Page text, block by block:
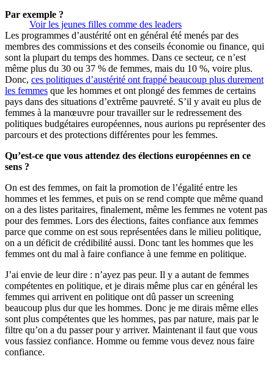
Voir les jeunes filles comme des leaders
Par exemple ?
Les programmes d’austérité ont en général été menés par des
membres des commissions et des conseils économie ou finance, qui
sont la plupart du temps des hommes. Dans ce secteur, ce n’est
même plus du 30 ou 37 % de femmes, mais du 10 %, voire plus.
Donc, ces politiques d’austérité ont frappé beaucoup plus durement
les femmes que les hommes et ont plongé des femmes de certains
pays dans des situations d’extrême pauvreté. S’il y avait eu plus de
femmes à la manœuvre pour travailler sur le redressement des
politiques budgétaires européennes, nous aurions pu représenter des
parcours et des protections différentes pour les femmes.
Qu’est-ce que vous attendez des élections européennes en ce
sens ?
On est des femmes, on fait la promotion de l’égalité entre les
hommes et les femmes, et puis on se rend compte que même quand
on a des listes paritaires, finalement, même les femmes ne votent pas
pour des femmes. Lors des élections, faites confiance aux femmes
parce que comme on est sous représentées dans le milieu politique,
on a un déficit de crédibilité aussi. Donc tant les hommes que les
femmes ont du mal à faire confiance à une femme en politique.
J’ai envie de leur dire : n’ayez pas peur. Il y a autant de femmes
compétentes en politique, et je dirais même plus car en général les
femmes qui arrivent en politique ont dû passer un screening
beaucoup plus dur que les hommes. Donc je me dirais même elles
sont plus compétentes que les hommes, pas par nature, mais par le
filtre qu’on a du passer pour y arriver. Maintenant il faut que vous
vous fassiez confiance. Homme ou femme vous devez nous faire
confiance.